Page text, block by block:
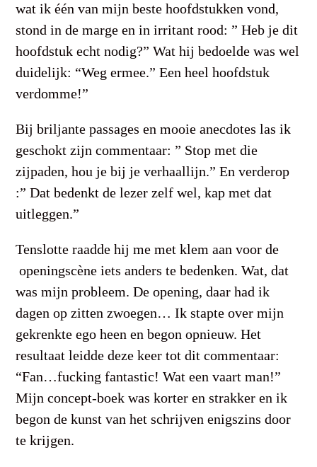
wat ik één van mijn beste hoofdstukken vond,
stond in de marge en in irritant rood: ” Heb je dit
hoofdstuk echt nodig?” Wat hij bedoelde was wel
duidelijk: “Weg ermee.” Een heel hoofdstuk
verdomme!”
Bij briljante passages en mooie anecdotes las ik
geschokt zijn commentaar: ” Stop met die
zijpaden, hou je bij je verhaallijn.” En verderop
:” Dat bedenkt de lezer zelf wel, kap met dat
uitleggen.”
Tenslotte raadde hij me met klem aan voor de
openingscène iets anders te bedenken. Wat, dat
was mijn probleem. De opening, daar had ik
dagen op zitten zwoegen… Ik stapte over mijn
gekrenkte ego heen en begon opnieuw. Het
resultaat leidde deze keer tot dit commentaar:
“Fan…fucking fantastic! Wat een vaart man!”
Mijn concept-boek was korter en strakker en ik
begon de kunst van het schrijven enigszins door
te krijgen.